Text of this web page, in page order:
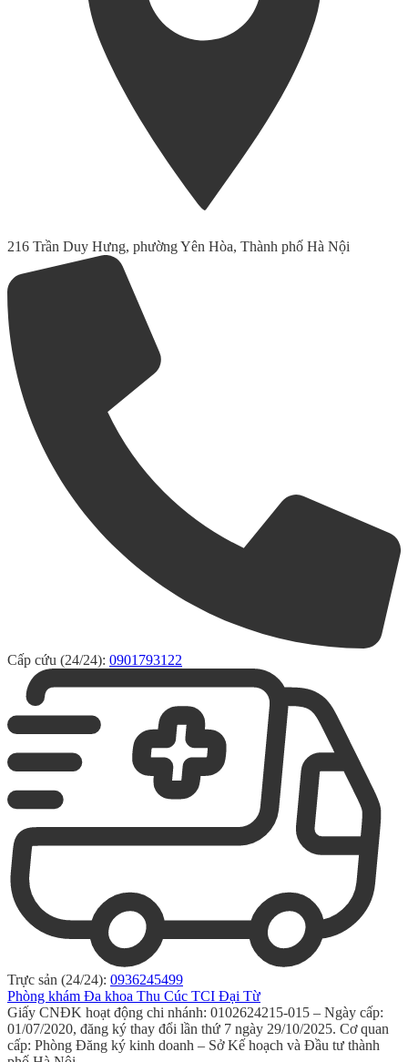
216 Trần Duy Hưng, phường Yên Hòa, Thành phố Hà Nội
Cấp cứu (24/24): 0901793122
Trực sản (24/24): 0936245499
Phòng khám Đa khoa Thu Cúc TCI Đại Từ
Giấy CNĐK hoạt động chi nhánh: 0102624215-015 – Ngày cấp:
01/07/2020, đăng ký thay đổi lần thứ 7 ngày 29/10/2025. Cơ quan
cấp: Phòng Đăng ký kinh doanh – Sở Kế hoạch và Đầu tư thành